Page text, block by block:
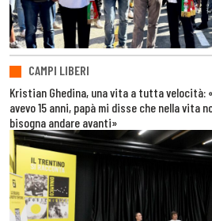
CAMPI LIBERI
Kristian Ghedina, una vita a tutta velocità:
avevo 15 anni, papà mi disse che nella vita
bisogna andare avanti»